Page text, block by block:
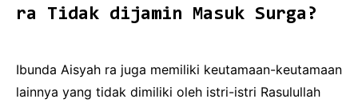
ra Tidak dijamin Masuk Surga?
Ibunda Aisyah ra juga memiliki keutamaan-keutamaan
lainnya yang tidak dimiliki oleh istri-istri Rasulullah